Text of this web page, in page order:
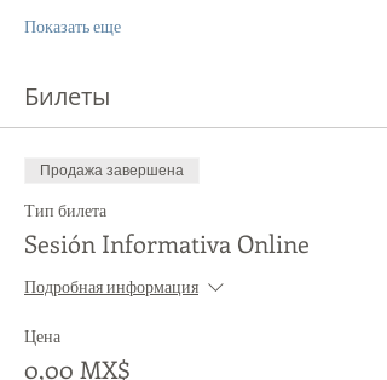
Показать еще
Билеты
Продажа завершена
Тип билета
Sesión Informativa Online
Подробная информация
Цена
0,00 MX$